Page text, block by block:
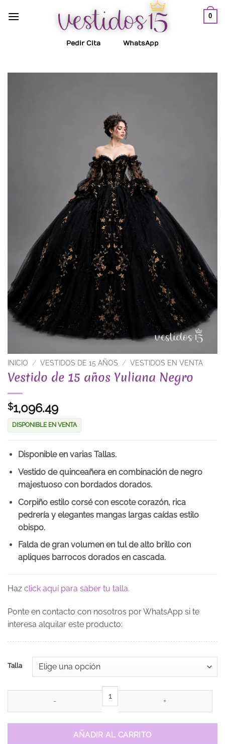
0
Pedir Cita WhatsApp
INICIO / VESTIDOS DE 15 AÑOS / VESTIDOS EN VENTA
Vestido de 15 años Yuliana Negro
$1,096.49
DISPONIBLE EN VENTA
Disponible en varias Tallas.
Vestido de quinceañera en combinación de negro
majestuoso con bordados dorados.
Corpiño estilo corsé con escote corazón, rica
pedrería y elegantes mangas largas caídas estilo
obispo.
Falda de gran volumen en tul de alto brillo con
apliques barrocos dorados en cascada.
Haz click aquí para saber tu talla.
Ponte en contacto con nosotros por WhatsApp si te
interesa alquilar este producto:
Talla
Vestido de 15 años Yuliana Negro cantidad
AÑADIR AL CARRITO